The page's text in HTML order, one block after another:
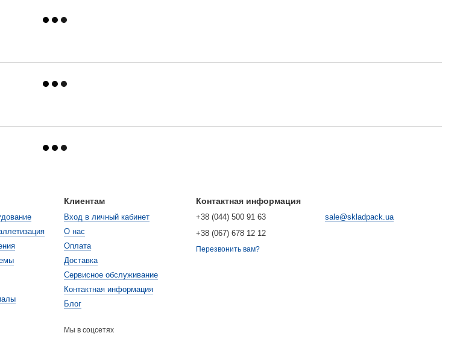
Клиентам
Вход в личный кабинет
О нас
Оплата
Доставка
Cервисное обслуживание
Контактная информация
Блог
Мы в соцсетях
Контактная информация
+38 (044) 500 91 63
+38 (067) 678 12 12
Перезвонить вам?
sale@skladpack.ua